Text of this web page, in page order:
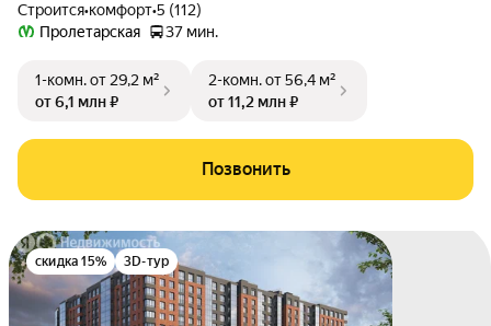
Строится•комфорт•5 (112)
Пролетарская
37 мин.
1-комн.от 29,2 м²
от 6,1 млн ₽
2-комн.от 56,4 м²
от 11,2 млн ₽
Позвонить
скидка 15% 3D-тур